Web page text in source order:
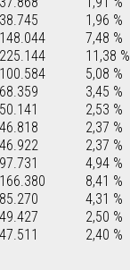
38.745 1,96 %
148.044 7,48 %
225.144 11,38 %
100.584 5,08 %
68.359 3,45 %
50.141 2,53 %
46.818 2,37 %
46.922 2,37 %
97.731 4,94 %
166.380 8,41 %
85.270 4,31 %
49.427 2,50 %
47.511 2,40 %